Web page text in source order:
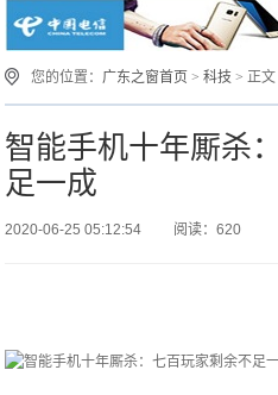
您的位置： 广东之窗首页 >科技 > 正文
智能手机十年厮杀
足一成
2020-06-25 05:12:54 阅读：620